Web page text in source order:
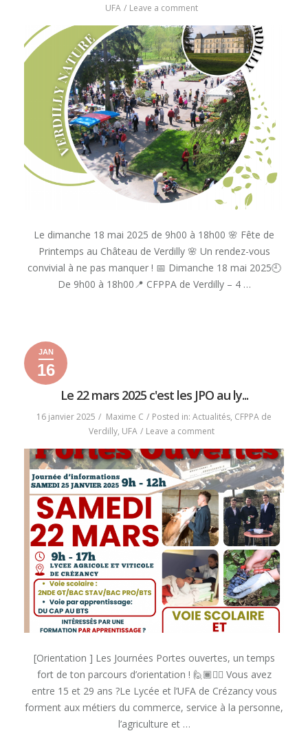
UFA
Leave a commenton
de
printemps
au
château
de
Verdilly
!
Le dimanche 18 mai 2025 de 9h00 à 18h00 🌸 Fête de
Printemps au Château de Verdilly 🌸 Un rendez-vous
convivial à ne pas manquer ! 📅 Dimanche 18 mai 2025🕘
De 9h00 à 18h00📍 CFPPA de Verdilly – 4 …
VERDILLY
16
janvier
2025
29
janvier
2025
JAN
16
2025
Le 22 mars 2025 c'est les JPO au ly...
16 janvier 2025 Maxime C Posted in: Actualités, CFPPA de
Verdilly, UFA Leave a commenton
22
mars
2025
c’est
les
JPO
au
lycée
et
à
l’UFA
de
Crézancy
[Orientation ] Les Journées Portes ouvertes, un temps
fort de ton parcours d’orientation ! 🙋🏾🙋‍♀️ Vous avez
entre 15 et 29 ans ?Le Lycée et l’UFA de Crézancy vous
forment aux métiers du commerce, service à la personne,
l’agriculture et …